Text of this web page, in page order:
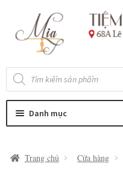
đến
Điều
đến
nội
Tìm
kiếm
sản
Danh mục
Trang chủ Cửa hàng